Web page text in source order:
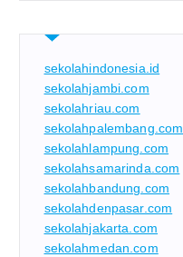
sekolahindonesia.id
sekolahjambi.com
sekolahriau.com
sekolahpalembang.com
sekolahlampung.com
sekolahsamarinda.com
sekolahbandung.com
sekolahdenpasar.com
sekolahjakarta.com
sekolahmedan.com